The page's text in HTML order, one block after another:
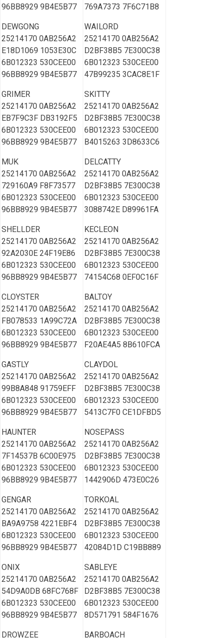
96BB8929 9B4E5B77
DEWGONG
25214170 0AB256A2
E18D1069 1053E30C
6B012323 530CEE00
96BB8929 9B4E5B77
GRIMER
25214170 0AB256A2
EB7F9C3F DB3192F5
6B012323 530CEE00
96BB8929 9B4E5B77
MUK
25214170 0AB256A2
729160A9 F8F73577
6B012323 530CEE00
96BB8929 9B4E5B77
SHELLDER
25214170 0AB256A2
92A2030E 24F19E86
6B012323 530CEE00
96BB8929 9B4E5B77
CLOYSTER
25214170 0AB256A2
FB078533 1A99C72A
6B012323 530CEE00
96BB8929 9B4E5B77
GASTLY
25214170 0AB256A2
99B8A848 91759EFF
6B012323 530CEE00
96BB8929 9B4E5B77
HAUNTER
25214170 0AB256A2
7F14537B 6C00E975
6B012323 530CEE00
96BB8929 9B4E5B77
GENGAR
25214170 0AB256A2
BA9A9758 4221EBF4
6B012323 530CEE00
96BB8929 9B4E5B77
ONIX
25214170 0AB256A2
54D9A0DB 68FC768F
6B012323 530CEE00
96BB8929 9B4E5B77
DROWZEE
769A7373 7F6C71B8
WAILORD
25214170 0AB256A2
D2BF38B5 7E300C38
6B012323 530CEE00
47B99235 3CAC8E1F
SKITTY
25214170 0AB256A2
D2BF38B5 7E300C38
6B012323 530CEE00
B4015263 3D8633C6
DELCATTY
25214170 0AB256A2
D2BF38B5 7E300C38
6B012323 530CEE00
3088742E D89961FA
KECLEON
25214170 0AB256A2
D2BF38B5 7E300C38
6B012323 530CEE00
74154C68 0EF0C16F
BALTOY
25214170 0AB256A2
D2BF38B5 7E300C38
6B012323 530CEE00
F20AE4A5 8B610FCA
CLAYDOL
25214170 0AB256A2
D2BF38B5 7E300C38
6B012323 530CEE00
5413C7F0 CE1DFBD5
NOSEPASS
25214170 0AB256A2
D2BF38B5 7E300C38
6B012323 530CEE00
1442906D 473E0C26
TORKOAL
25214170 0AB256A2
D2BF38B5 7E300C38
6B012323 530CEE00
42084D1D C19BB889
SABLEYE
25214170 0AB256A2
D2BF38B5 7E300C38
6B012323 530CEE00
8D571791 584F1676
BARBOACH